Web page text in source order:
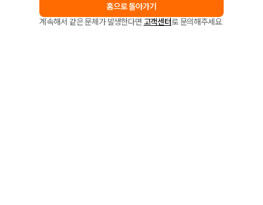
홈으로 돌아가기
계속해서 같은 문제가 발생한다면 고객센터로 문의해주세요.